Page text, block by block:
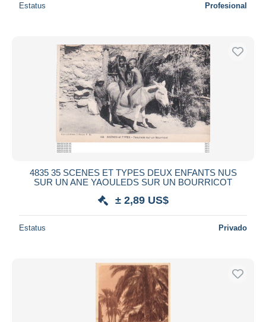
Estatus Profesional
4835 35 SCENES ET TYPES DEUX ENFANTS NUS
SUR UN ANE YAOULEDS SUR UN BOURRICOT
± 2,89 US$
Estatus Privado